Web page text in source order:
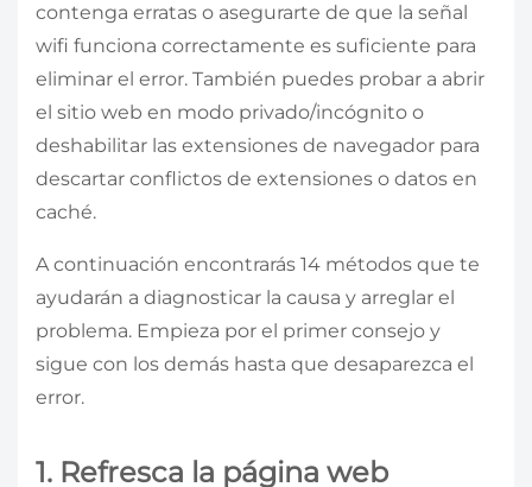
contenga erratas o asegurarte de que la señal
wifi funciona correctamente es suficiente para
eliminar el error. También puedes probar a abrir
el sitio web en modo privado/incógnito o
deshabilitar las extensiones de navegador para
descartar conflictos de extensiones o datos en
caché.
A continuación encontrarás 14 métodos que te
ayudarán a diagnosticar la causa y arreglar el
problema. Empieza por el primer consejo y
sigue con los demás hasta que desaparezca el
error.
1. Refresca la página web